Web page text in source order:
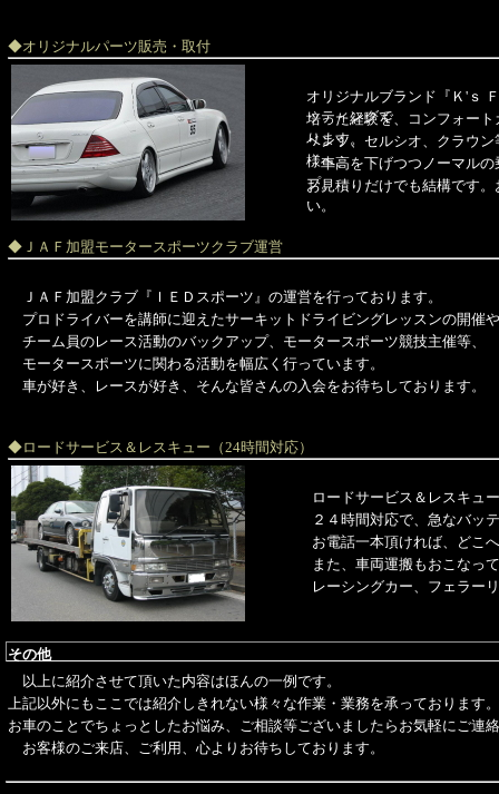
◆オリジナルパーツ販売・取付
オリジナルブランド『Ｋ'ｓ
ッティングで
培った経験を、コンフォー
ります。
ベンツ、セルシオ、クラウ
様へ、
「車高を下げつつノーマル
プ。
お見積りだけでも結構です
い。
◆ＪＡＦ加盟モータースポーツクラブ運営
ＪＡＦ加盟クラブ『ＩＥＤスポーツ』の運営を行っております。
プロドライバーを講師に迎えたサーキットドライビングレッスンの開催
チーム員のレース活動のバックアップ、モータースポーツ競技主催等、
モータースポーツに関わる活動を幅広く行っています。
車が好き、レースが好き、そんな皆さんの入会をお待ちしております。
◆ロードサービス＆レスキュー（24時間対応）
ロードサービス＆レスキュ
２４時間対応で、急なバッ
お電話一本頂ければ、どこ
また、車両運搬もおこなっ
レーシングカー、フェラー
その他
以上に紹介させて頂いた内容はほんの一例です。
上記以外にもここでは紹介しきれない様々な作業・業務を承っております。
お車のことでちょっとしたお悩み、ご相談等ございましたらお気軽にご連
お客様のご来店、ご利用、心よりお待ちしております。